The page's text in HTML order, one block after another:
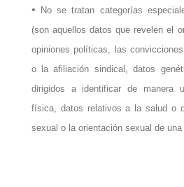
•
No se tratan categorías
(son aquellos datos que revelen el
opiniones políticas, las
o la afiliación sindical, datos
dirigidos a identificar de manera
física, datos relativos a la salud o
sexual o la orientación sexual de